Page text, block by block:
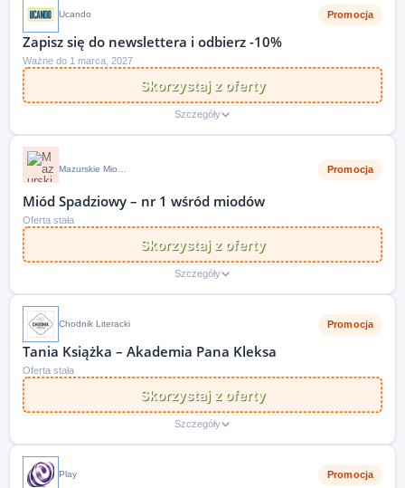
Ucando Promocja
Zapisz się do newslettera i odbierz -10%
Ważne do 1 marca, 2027
Skorzystaj z oferty
Szczegóły
Promocja
Miód Spadziowy – nr 1 wśród miodów
Oferta stała
Skorzystaj z oferty
Szczegóły
Chodnik Literacki Promocja
Tania Książka – Akademia Pana Kleksa
Oferta stała
Skorzystaj z oferty
Szczegóły
Play Promocja